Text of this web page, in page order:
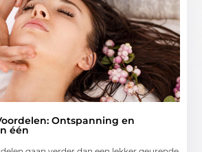
Ontspanning en
één